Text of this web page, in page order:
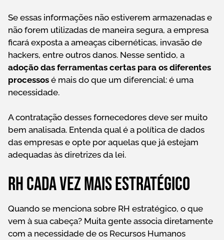
Se essas informações não estiverem armazenadas e
não forem utilizadas de maneira segura, a empresa
ficará exposta a ameaças cibernéticas, invasão de
hackers, entre outros danos. Nesse sentido, a
adoção das ferramentas certas para os diferentes
processos é mais do que um diferencial: é uma
necessidade.
A contratação desses fornecedores deve ser muito
bem analisada. Entenda qual é a política de dados
das empresas e opte por aquelas que já estejam
adequadas às diretrizes da lei.
RH cada vez mais estratégico
Quando se menciona sobre RH estratégico, o que
vem à sua cabeça? Muita gente associa diretamente
com a necessidade de os Recursos Humanos